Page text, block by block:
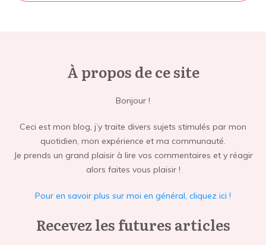
À propos de ce site
Bonjour !
Ceci est mon blog, j’y traite divers sujets stimulés par mon
quotidien, mon expérience et ma communauté.
Je prends un grand plaisir à lire vos commentaires et y réagir
alors faites vous plaisir !
Pour en savoir plus sur moi en général, cliquez ici !
Recevez les futures articles